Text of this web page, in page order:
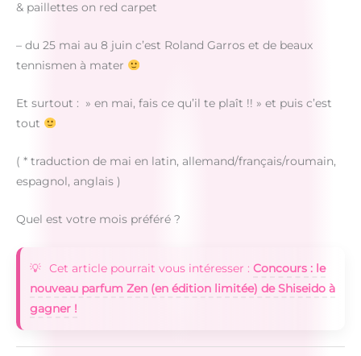
& paillettes on red carpet
– du 25 mai au 8 juin c’est Roland Garros et de beaux
tennismen à mater
Et surtout : » en mai, fais ce qu’il te plaît !! » et puis c’est
tout
( * traduction de mai en latin, allemand/français/roumain,
espagnol, anglais )
Quel est votre mois préféré ?
Cet article pourrait vous intéresser : Concours : le
nouveau parfum Zen (en édition limitée) de Shiseido à
gagner !